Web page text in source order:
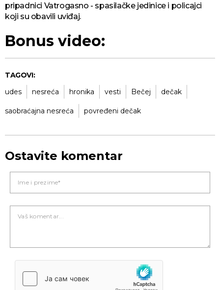
pripadnici Vatrogasno - spasilačke jedinice i policajci
koji su obavili uviđaj.
Bonus video:
TAGOVI:
udes
nesreća hronika vesti Bečej dečak
saobraćajna nesreća povređeni dečak
Ostavite komentar